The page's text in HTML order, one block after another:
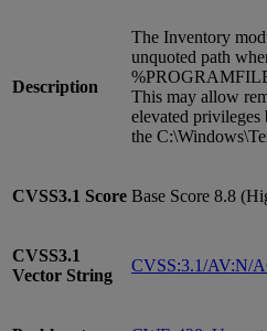
Description
The Inventory
unquoted path
This may allow
elevated
the
CVSS3.1 Score Base Score 8.8
CVSS3.1
Vector String
CVSS:3.1/AV:N/